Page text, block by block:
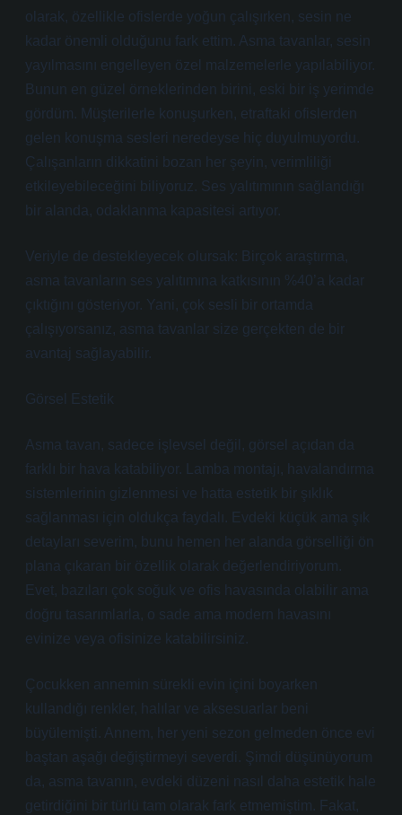
olarak, özellikle ofislerde yoğun çalışırken, sesin ne
kadar önemli olduğunu fark ettim. Asma tavanlar, sesin
yayılmasını engelleyen özel malzemelerle yapılabiliyor.
Bunun en güzel örneklerinden birini, eski bir iş yerimde
gördüm. Müşterilerle konuşurken, etraftaki ofislerden
gelen konuşma sesleri neredeyse hiç duyulmuyordu.
Çalışanların dikkatini bozan her şeyin, verimliliği
etkileyebileceğini biliyoruz. Ses yalıtımının sağlandığı
bir alanda, odaklanma kapasitesi artıyor.
Veriyle de destekleyecek olursak: Birçok araştırma,
asma tavanların ses yalıtımına katkısının %40’a kadar
çıktığını gösteriyor. Yani, çok sesli bir ortamda
çalışıyorsanız, asma tavanlar size gerçekten de bir
avantaj sağlayabilir.
Görsel Estetik
Asma tavan, sadece işlevsel değil, görsel açıdan da
farklı bir hava katabiliyor. Lamba montajı, havalandırma
sistemlerinin gizlenmesi ve hatta estetik bir şıklık
sağlanması için oldukça faydalı. Evdeki küçük ama şık
detayları severim, bunu hemen her alanda görselliği ön
plana çıkaran bir özellik olarak değerlendiriyorum.
Evet, bazıları çok soğuk ve ofis havasında olabilir ama
doğru tasarımlarla, o sade ama modern havasını
evinize veya ofisinize katabilirsiniz.
Çocukken annemin sürekli evin içini boyarken
kullandığı renkler, halılar ve aksesuarlar beni
büyülemişti. Annem, her yeni sezon gelmeden önce evi
baştan aşağı değiştirmeyi severdi. Şimdi düşünüyorum
da, asma tavanın, evdeki düzeni nasıl daha estetik hale
getirdiğini bir türlü tam olarak fark etmemiştim. Fakat,